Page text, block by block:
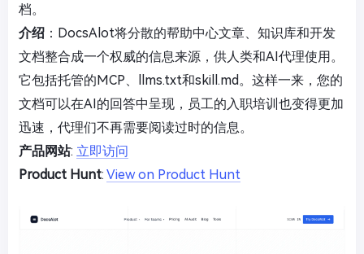
档。
介绍 ：DocsAlot将分散的帮助中心文章、知识库和开发
文档整合成一个权威的信息来源，供人类和AI代理使用。
它包括托管的MCP、llms.txt和skill.md。这样一来，您的
文档可以在AI的回答中呈现，员工的入职培训也变得更加
迅速，代理们不再需要阅读过时的信息。
产品网站: 立即访问
Product Hunt: View on Product Hunt